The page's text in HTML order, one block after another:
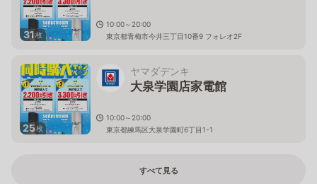
31枚
10:00～20:00
東京都青梅市今井三丁目10番9 フォレオ2F
25枚
ヤマダデンキ
大泉学園店家電館
10:00～20:00
東京都練馬区大泉学園町6丁目1-1
すべて見る